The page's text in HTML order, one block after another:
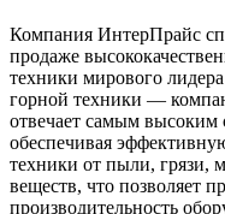
Компания ИнтерПрайс
продаже
техники мирового
горной техники —
отвечает самым высоким
обеспечивая
техники от пыли, грязи,
веществ, что позволяет
производительность